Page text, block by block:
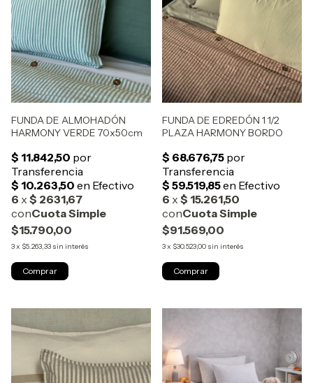
FUNDA DE ALMOHADÓN
HARMONY VERDE 70x50cm
$15.790,00
3x $5.263,33 sin interés
FUNDA DE EDREDÓN 1 1/2
PLAZA HARMONY BORDO
$91.569,00
3x $30.523,00 sin interés